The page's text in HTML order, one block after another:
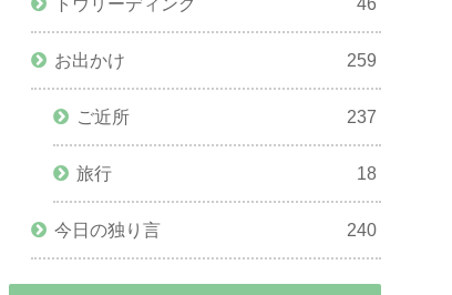
お出かけ 259
ご近所 237
旅行 18
今日の独り言 240